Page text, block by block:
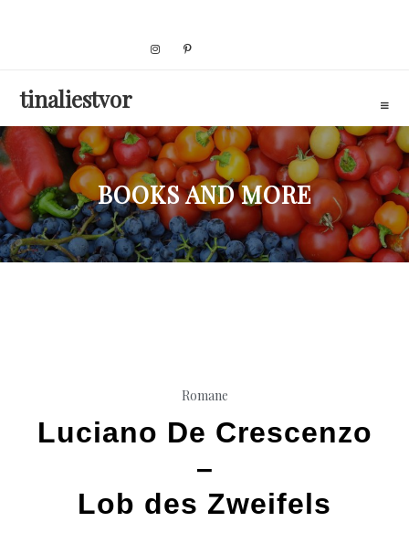
tinaliestvor
BOOKS AND MORE
Romane
Luciano De Crescenzo
–
Lob des Zweifels